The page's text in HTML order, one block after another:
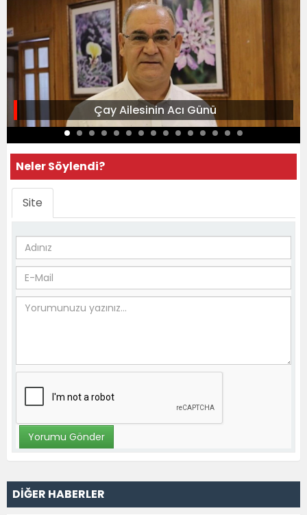
Çay Ailesinin Acı Günü
Neler Söylendi?
Site
DİĞER HABERLER